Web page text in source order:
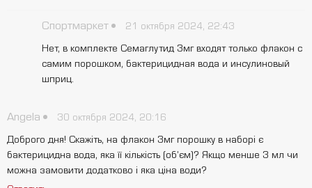
Спортмаркет 21 октября 2024, 22:43
Нет, в комплекте Семаглутид 3мг входят только флакон с
самим порошком, бактерицидная вода и инсулиновый
шприц.
Angela 30 октября 2024, 20:16
Доброго дня! Скажіть, на флакон 3мг порошку в наборі є
бактерицидна вода, яка її кількість (обʼєм)? Якщо менше 3 мл чи
можна замовити додатково і яка ціна води?